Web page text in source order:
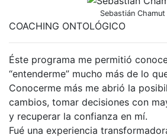
Sebastián Chamut
COACHING ONTOLÓGICO
Éste programa me permitió
“entenderme” mucho más de lo
Conocerme más me abrió la
cambios, tomar decisiones con
y recuperar la confianza en mí.
Fué una experiencia